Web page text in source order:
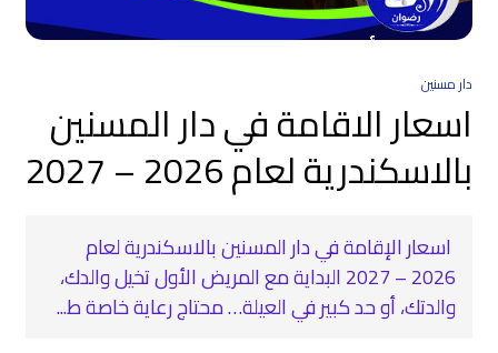
دار مسنين
اسعار الاقامة في دار المسنين
بالاسكندرية لعام 2026 – 2027
اسعار الإقامة في دار المسنين بالاسكندرية لعام
2026 – 2027 البداية مع المريض الأول تخيل والدك،
والدتك، أو حد كبير في العيلة… محتاج رعاية خاصة ط...